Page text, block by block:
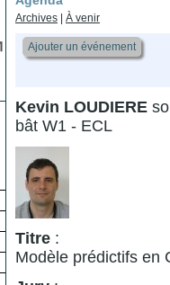
Archives À venir
Ajouter un événement
Kevin LOUDIERE
bât W1 - ECL
Titre :
Modèle prédictifs en